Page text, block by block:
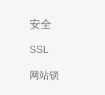
安全
SSL
网站锁